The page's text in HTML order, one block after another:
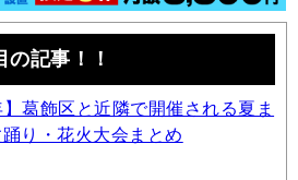
記事！！
】葛飾区と近隣で開催される夏ま
り・花火大会まとめ